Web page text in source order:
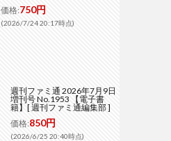
価格:750円
(2026/7/24 20:17時点)
週刊ファミ通 2026年7月9日
増刊号 No.1953 【電子書
籍】[ 週刊ファミ通編集部 ]
価格:850円
(2026/6/25 20:40時点)